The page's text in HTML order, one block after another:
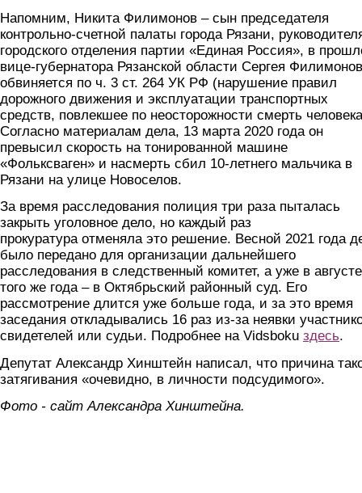
Напомним, Никита Филимонов – сын председателя
контрольно-счетной палаты города Рязани,
городского отделения партии «Единая Россия», в
вице-губернатора Рязанской области Сергея
обвиняется по ч. 3 ст. 264 УК РФ (нарушение правил
дорожного движения и эксплуатации транспортных
средств, повлекшее по неосторожности смерть
Согласно материалам дела, 13 марта 2020 года он
превысил скорость на тонированной машине
«Фольксваген» и насмерть сбил 10-летнего мальчика в
Рязани на улице Новоселов.
За время расследования полиция три раза пыталась
закрыть уголовное дело, но каждый раз
прокуратура отменяла это решение. Весной 2021 года
было передано для организации дальнейшего
расследования в следственный комитет, а уже в августе
того же года – в Октябрьский районный суд. Его
рассмотрение длится уже больше года, и за это время
заседания откладывались 16 раз из-за неявки
свидетелей или судьи. Подробнее на Vidsboku здесь.
Депутат Александр Хинштейн написал, что причина
затягивания «очевидно, в личности подсудимого».
Фото - сайт Александра Хинштейна.